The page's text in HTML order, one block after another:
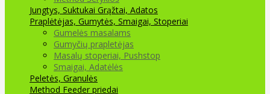
Jungtys, Suktukai Grąžtai, Adatos
Praplėtėjas, Gumytės, Smaigai, Stoperiai
Gumelės masalams
Gumyčių prapletėjas
Masalų stoperiai, Pushstop
Smaigai, Adatėlės
Peletės, Granulės
Method Feeder priedai